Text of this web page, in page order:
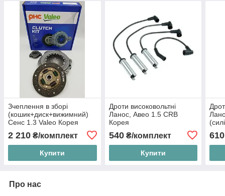
Зчеплення в зборі
(кошик+диск+вижимний)
Сенс 1.3 Valeo Корея
2 210 ₴/комплект
Купити
Дроти високовольтні
Ланос, Авео 1.5 CRB
Корея
540₴/комплект
Купити
610
Про нас